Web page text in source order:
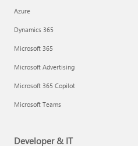
Azure
Dynamics 365
Microsoft 365
Microsoft Advertising
Microsoft 365 Copilot
Microsoft Teams
Developer & IT